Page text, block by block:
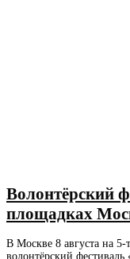
Волонтёрский
площадках
В Москве 8 августа на 5-
волонтёрский фестиваль